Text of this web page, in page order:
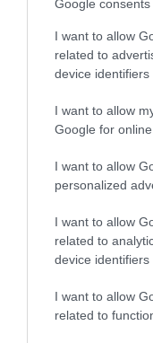
Google consents
I want to allow
related to
device identifiers
I want to allow
Google for
I want to allow
personalized
I want to allow
related to
device identifiers
I want to allow
related to
Legfrissebb